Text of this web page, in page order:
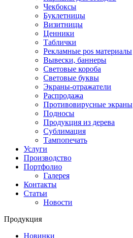
Чекбоксы
Буклетницы
Визитницы
Ценники
Таблички
Рекламные pos материалы
Вывески, баннеры
Световые короба
Световые буквы
Экраны-отражатели
Распродажа
Противовирусные экраны
Подносы
Продукция из дерева
Сублимация
Тампопечать
Услуги
Производство
Портфолио
Галерея
Контакты
Статьи
Новости
Продукция
Новинки